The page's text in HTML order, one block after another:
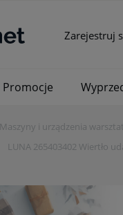
Zarejestruj
Promocje
Maszyny i urządzenia
LUNA 265403402 Wiertło